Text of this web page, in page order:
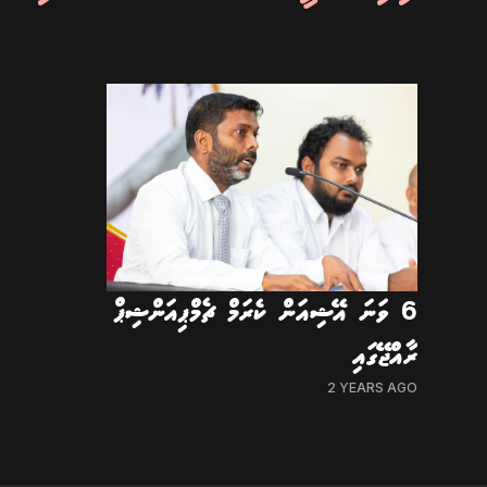
6 ވަނަ އޭޝިއަން ކެރަމް ޗެމްޕިއަންޝިޕް
ރާއްޖޭގައި
2 YEARS AGO